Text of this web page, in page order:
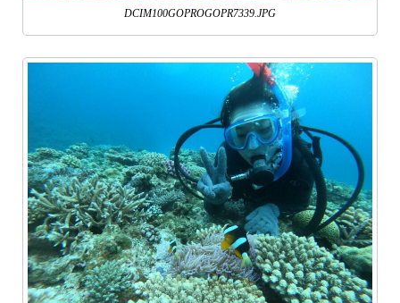
DCIM100GOPROGOPR7339.JPG